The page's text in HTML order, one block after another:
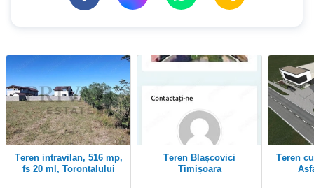
Teren intravilan, 516 mp,
fs 20 ml, Torontalului
Teren Blașcovici
Timișoara
Teren cu PUZ si Proiect -